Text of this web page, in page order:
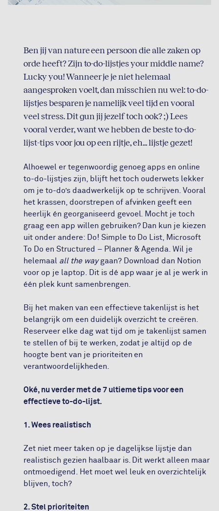
Ben jij van nature een persoon die alle zaken op
orde heeft? Zijn to-do-lijstjes your middle name?
Lucky you! Wanneer je je niet helemaal
aangesproken voelt, dan misschien nu wel: to-do-
lijstjes besparen je namelijk veel tijd en vooral
veel stress. Dit gun jij jezelf toch ook? ;) Lees
vooral verder, want we hebben de beste to-do-
lijst-tips voor jou op een rijtje, eh… lijstje gezet!
Alhoewel er tegenwoordig genoeg apps en online
to-do-lijstjes zijn, blijft het toch ouderwets lekker
om je to-do’s daadwerkelijk op te schrijven. Vooral
het krassen, doorstrepen of afvinken geeft een
heerlijk én georganiseerd gevoel. Mocht je toch
graag een app willen gebruiken? Dan kun je kiezen
uit onder andere: Do! Simple to Do List, Microsoft
To Do en Structured – Planner & Agenda. Wil je
helemaal all the waygaan? Download dan Notion
voor op je laptop. Dit is dé app waar je al je werk in
één plek kunt samenbrengen.
Bij het maken van een effectieve takenlijst is het
belangrijk om een duidelijk overzicht te creëren.
Reserveer elke dag wat tijd om je takenlijst samen
te stellen of bij te werken, zodat je altijd op de
hoogte bent van je prioriteiten en
verantwoordelijkheden.
Oké, nu verder met de 7 ultieme tips voor een
effectieve to-do-lijst.
1. Wees realistisch
Zet niet meer taken op je dagelijkse lijstje dan
realistisch gezien haalbaar is. Dit werkt alleen maar
ontmoedigend. Het moet wel leuk en overzichtelijk
blijven, toch?
2. Stel prioriteiten